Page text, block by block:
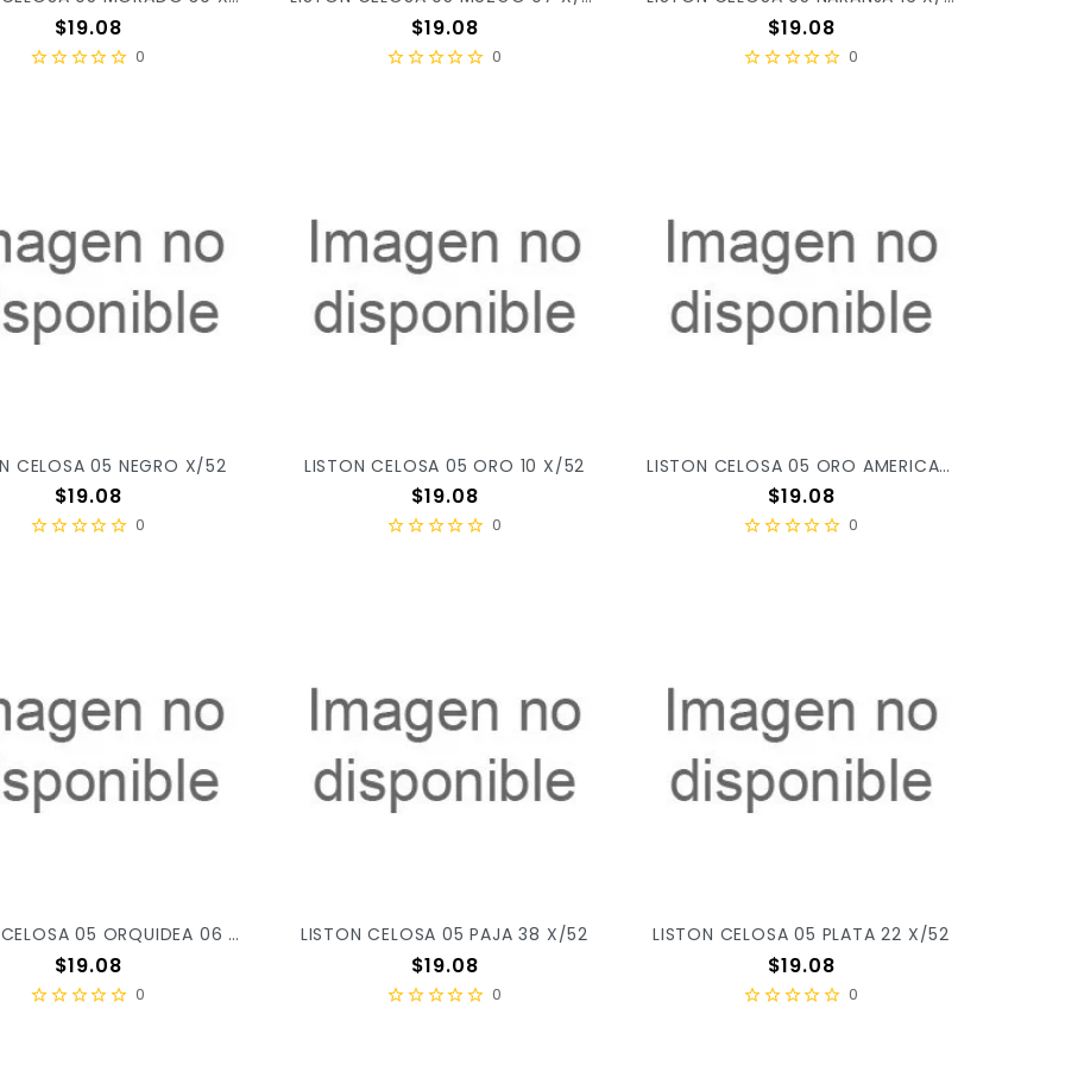
Precio
$19.08
0
Precio
$19.08
0
Precio
$19.08
0
CELOSA 05 NEGRO X/52
Precio
$19.08
0
LISTON CELOSA 05 ORO 10 X/52
Precio
$19.08
0
LISTON CELOSA 05 ORO AMERICANO 74 X/52
Precio
$19.08
0
LISTON CELOSA 05 ORQUIDEA 06 X/52
Precio
$19.08
0
LISTON CELOSA 05 PAJA 38 X/52
Precio
$19.08
0
LISTON CELOSA 05 PLATA 22 X/52
Precio
$19.08
0